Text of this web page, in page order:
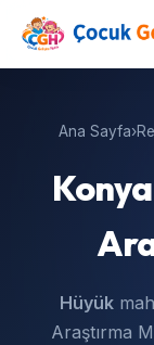
Ana Sayfa›
Hüyük
Araştırma